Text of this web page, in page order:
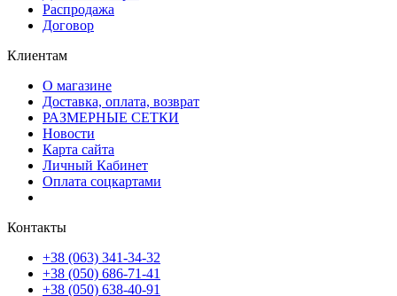
Распродажа
Договор
Клиентам
О магазине
Доставка, оплата, возврат
РАЗМЕРНЫЕ СЕТКИ
Новости
Карта сайта
Личный Кабинет
Оплата соцкартами
Контакты
+38 (063) 341-34-32
+38 (050) 686-71-41
+38 (050) 638-40-91